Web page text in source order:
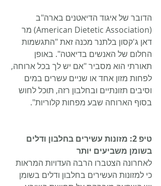
הדובר של איגוד הדיאטנים בארה"ב
(American Dietetic Association) מר
דאן ג'קסון בלתנר מכנה זאת "התגשמות
החלום של האנשים בדיאטה". באופן
תאורתי הוא מסביר "אם יש לך בכל ארוחה,
לפחות מזון אחד או שניים עשרים במים
וסיבים תזונתיים ובחלבון רזה, תוכל לחוש
בסוף הארוחה שבע מפחות קלוריות".
טיפ 2: מזונות עשירים בחלבון ודלים
בשומן משביעים יותר
לאחרונה הצטברו הרבה העדויות המראות
כי למזונות העשירים בחלבון ודלים בשומן